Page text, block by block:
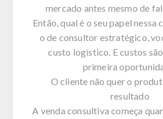
mercado antes mesmo de
Então, qual é o seu papel nessa
o de consultor estratégico,
custo logístico. E custos
primeira
O cliente não quer o
resultado
A venda consultiva começa